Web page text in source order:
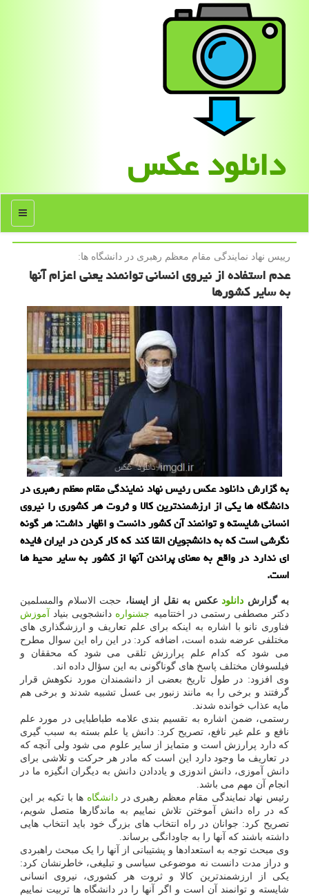
دانلود عكس
منو
رییس نهاد نمایندگی مقام معظم رهبری در دانشگاه ها:
عدم استفاده از نیروی انسانی توانمند یعنی اعزام آنها
به سایر کشورها
به گزارش دانلود عکس رئیس نهاد نمایندگی مقام معظم رهبری در
دانشگاه ها یکی از ارزشمندترین کالا و ثروت هر کشوری را نیروی
انسانی شایسته و توانمند آن کشور دانست و اظهار داشت: هر گونه
نگرشی است که به دانشجویان القا کند که کار کردن در ایران فایده
ای ندارد در واقع به معنای پراندن آنها از کشور به سایر محیط ها
است.
به گزارش دانلود عکس به نقل از ایسنا، حجت الاسلام والمسلمین
دکتر مصطفی رستمی در اختتامیه جشنواره دانشجویی بنیاد
آموزش
فناوری نانو با اشاره به اینکه برای علم تعاریف و ارزشگذاری های
مختلفی عرضه شده است، اضافه کرد: در این راه این سوال مطرح
می شود که کدام علم پرارزش تلقی می شود که محققان و
فیلسوفان مختلف پاسخ های گوناگونی به این سؤال داده اند.
وی افزود: در طول تاریخ بعضی از دانشمندان مورد نکوهش قرار
گرفتند و برخی را به مانند زنبور بی عسل تشبیه شدند و برخی هم
مایه عذاب خوانده شدند.
رستمی، ضمن اشاره به تقسیم بندی علامه طباطبایی در مورد علم
نافع و علم غیر نافع، تصریح کرد: دانش یا علم بسته به سبب گیری
که دارد پرارزش است و متمایز از سایر علوم می شود ولی آنچه که
در تعاریف ما وجود دارد این است که مادر هر حرکت و تلاشی برای
دانش آموزی، دانش اندوزی و یاددادن دانش به دیگران انگیزه ما در
انجام آن مهم می باشد.
رئیس نهاد نمایندگی مقام معظم رهبری دردانشگاه ها با تکیه بر این
که در راه دانش آموختن تلاش نماییم به ماندگارها متصل شویم،
تصریح کرد: جوانان در راه انتخاب های بزرگ خود باید انتخاب هایی
داشته باشند که آنها را به جاودانگی برساند.
وی مبحث توجه به استعدادها و پشتیبانی از آنها را یک مبحث راهبردی
و دراز مدت دانست نه موضوعی سیاسی و تبلیغی، خاطرنشان کرد:
یکی از ارزشمندترین کالا و ثروت هر کشوری، نیروی انسانی
شایسته و توانمند آن است و اگر آنها را در دانشگاه ها تربیت نماییم